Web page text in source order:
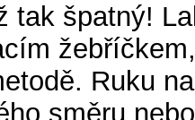
tak špatný!
Ruku
směru